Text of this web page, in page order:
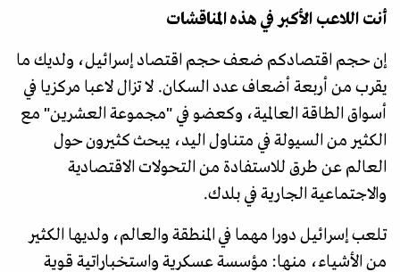
أنت اللاعب الأكبر في هذه المناقشات
إن حجم اقتصادكم ضعف حجم اقتصاد إسرائيل، ولديك ما
يقرب من أربعة أضعاف عدد السكان. لا تزال لاعبا مركزيا في
أسواق الطاقة العالمية، وكعضو في "مجموعة العشرين" مع
الكثير من السيولة في متناول اليد، يبحث كثيرون حول
العالم عن طرق للاستفادة من التحولات الاقتصادية
والاجتماعية الجارية في بلدك.
تلعب إسرائيل دورا مهما في المنطقة والعالم، ولديها الكثير
من الأشياء، منها: مؤسسة عسكرية واستخباراتية قوية